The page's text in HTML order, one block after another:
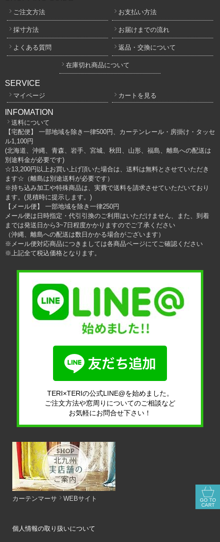
ご注文方法 お支払い方法
採寸方法 お届けまでの流れ
よくある質問 返品・交換について
在庫切れ商品について
SERVICE
マイページ カートを見る
INFOMATION
送料について
【宅配便】 一部地域を除き一律500円、カーテンレール・房掛け・タッセ
ル1,100円
(北海道、沖縄、青森、岩手、宮城、秋田、山形、福島、離島への配送は
別途料金が必要です)
☆13,200円以上お買い上げ頂いた場合は、送料は無料とさせていただき
ます☆（離島は別途送料が必要です）
※持ち込み加工や特殊商品は、実費で送料を請求させていただいており
ます。(見積時に提示します。)
【メール便】 一部地域を除き一律250円
メール便は日時指定・代引引換のご利用はいただけません、また、到着
までは発送日から3~7日程度かかりますのでご了承ください
（沖縄、離島への配送は数日かかる場合がございます）
※メール便対応商品につきましては各商品ページにてご確認ください
※上記全て税込価格となります。
TERI×TERIの公式LINE@を始めました。
ご注文方法や窓周りについてのご相談など
お気軽にお問合せ下さい！
カーテンマーサ WEBサイト
個人情報の取り扱いについて
GO TO
CART